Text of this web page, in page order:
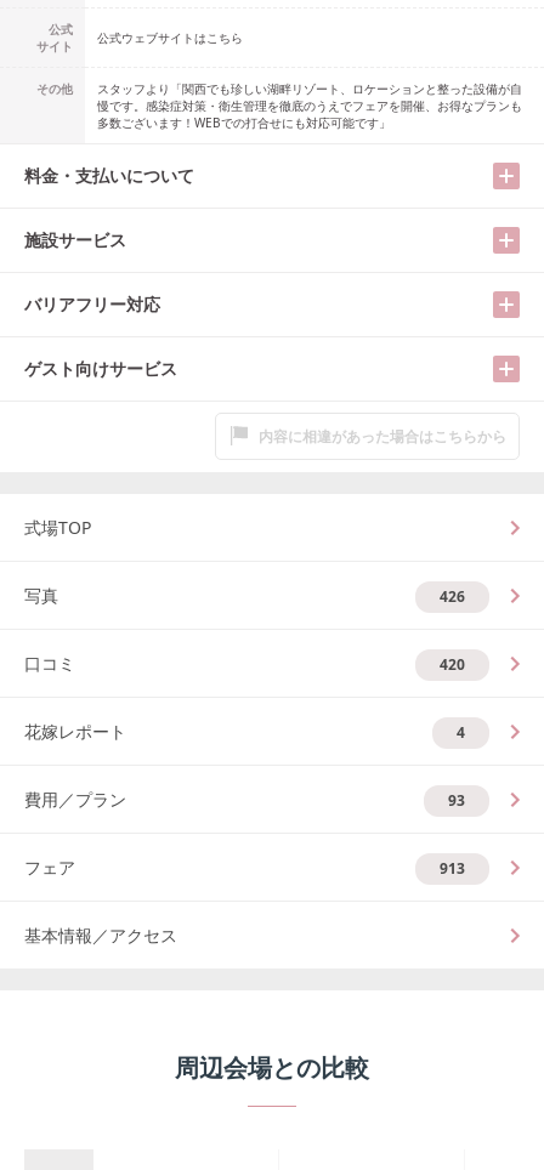
公式
サイト
公式ウェブサイトはこちら
その他
スタッフより「関西でも珍しい湖畔リゾート、ロケーションと整った設備が自
慢です。感染症対策・衛生管理を徹底のうえでフェアを開催、お得なプランも
多数ございます！WEBでの打合せにも対応可能です」
料金・支払いについて
施設サービス
バリアフリー対応
ゲスト向けサービス
内容に相違があった場合はこちらから
式場TOP
写真 426
口コミ 420
花嫁レポート 4
費用／プラン 93
フェア 913
基本情報／アクセス
周辺会場との比較